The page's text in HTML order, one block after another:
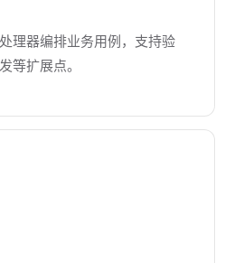
理器编排业务用例，支持验
等扩展点。